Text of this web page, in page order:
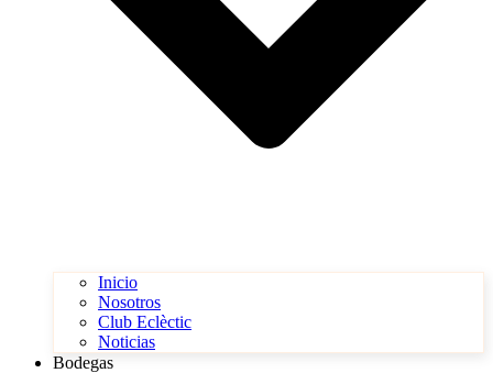
Inicio
Nosotros
Club Eclèctic
Noticias
Bodegas